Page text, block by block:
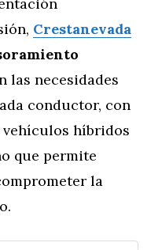
Crestanevada
las necesidades
conductor, con
híbridos
que permite
la